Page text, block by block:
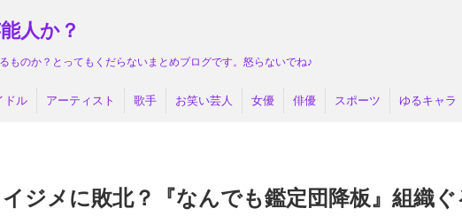
人か？
ものか？とってもくだらないまとめブログです。怒らないでね♪
ドル アーティスト 歌手 お笑い芸人 女優 俳優 スポーツ ゆるキャラ
ジメに敗北？『なんでも鑑定団降板』組織ぐ